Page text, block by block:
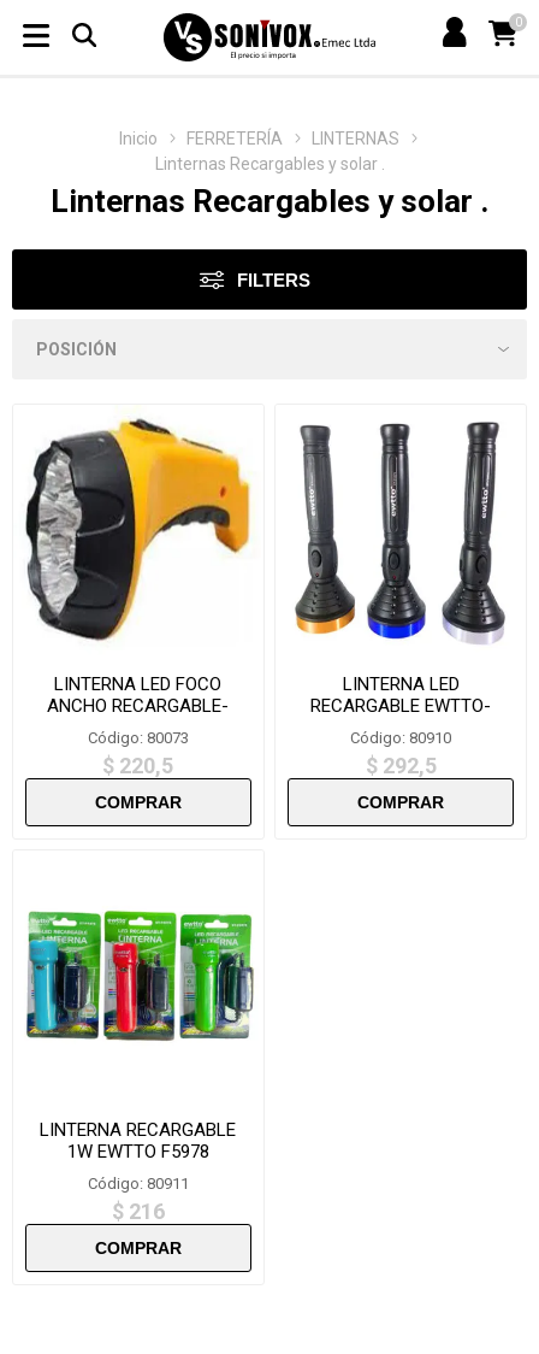
0
Inicio FERRETERÍA
LINTERNAS
Linternas Recargables y solar .
Linternas Recargables y solar .
FILTERS
LINTERNA LED FOCO
ANCHO RECARGABLE-
LY826
Código: 80073
$ 220,5
LINTERNA LED
RECARGABLE EWTTO-
F5973
Código: 80910
$ 292,5
LINTERNA RECARGABLE
1W EWTTO F5978
Código: 80911
$ 216